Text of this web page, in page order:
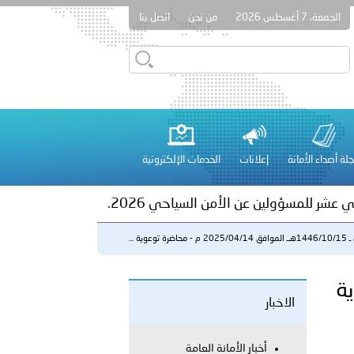
الجمعة، 7 أغسطس 2026 من نحن اتصل بنا
أصداء الأمانة إعلانات الخدمات الإلكترونية
الأميريين معالي النائب الأول لرئيس مجلس الوزراء
العام..
الأعيان المدنية في مدينة نـجران
عشر للمسؤولين عن الأمن السياحي 2026.
والكلية الدولية الجامعية للعلوم والصحة توقعان اتفاقية
توعوية ...
الاخبار
أخبار الأمانة العامة